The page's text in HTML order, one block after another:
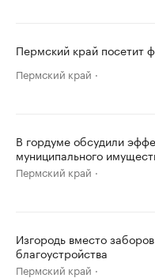
Пермский край посетит
Пермский край
В гордуме обсудили
муниципального
Пермский край
Изгородь вместо
благоустройства
Пермский край